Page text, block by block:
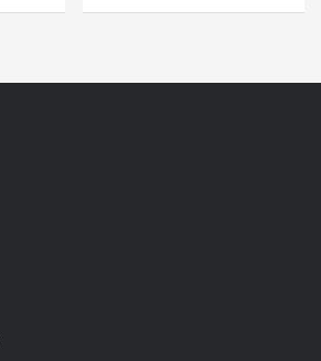
sao